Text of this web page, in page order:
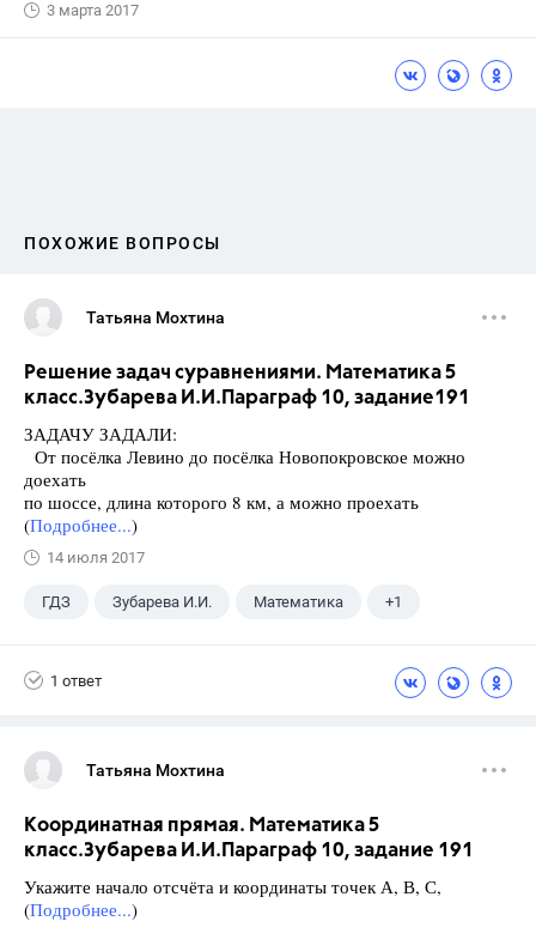
3 марта 2017
ПОХОЖИЕ ВОПРОСЫ
Татьяна Мохтина
Решение задач суравнениями. Математика 5
класс.Зубарева И.И.Параграф 10, задание191
ЗАДАЧУ ЗАДАЛИ:
От посёлка Левино до посёлка Новопокровское можно
доехать
по шоссе, длина которого 8 км, а можно проехать
(Подробнее...)
14 июля 2017
ГДЗ Зубарева И.И. Математика +1
1 ответ
Татьяна Мохтина
Координатная прямая. Математика 5
класс.Зубарева И.И.Параграф 10, задание 191
Укажите начало отсчёта и координаты точек А, В, С,
(Подробнее...)